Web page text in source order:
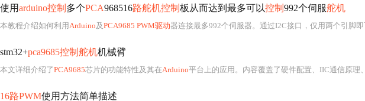
使用arduino控制 多个PCA968516路舵机控制 板从而达到最多可以控制 992个伺服舵机
本教程介绍如何利用Arduino及PCA9685 PWM驱动器连接最多992个伺服器。通过I2C接口，仅用两个引脚
stm32+pca9685控制舵机机械臂
本文详细介绍了PCA9685芯片的功能特性及其在Arduino平台上的应用。内容覆盖了硬件配置、IIC通信原理
16路PWM使用方法简单描述